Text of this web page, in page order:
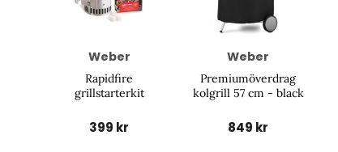
Weber
Rapidfire
grillstarterkit
399 kr
Weber
Premiumöverdrag
kolgrill 57 cm - black
849 kr